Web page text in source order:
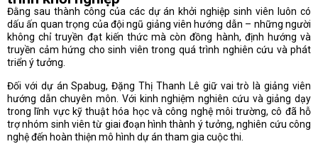
Đằng sau thành công của các dự án khởi nghiệp sinh viên luôn có
dấu ấn quan trọng của đội ngũ giảng viên hướng dẫn – những người
không chỉ truyền đạt kiến thức mà còn đồng hành, định hướng và
truyền cảm hứng cho sinh viên trong quá trình nghiên cứu và phát
triển ý tưởng.
Đối với dự án Spabug, Đặng Thị Thanh Lê giữ vai trò là giảng viên
hướng dẫn chuyên môn. Với kinh nghiệm nghiên cứu và giảng dạy
trong lĩnh vực kỹ thuật hóa học và công nghệ môi trường, cô đã hỗ
trợ nhóm sinh viên từ giai đoạn hình thành ý tưởng, nghiên cứu công
nghệ đến hoàn thiện mô hình dự án tham gia cuộc thi.